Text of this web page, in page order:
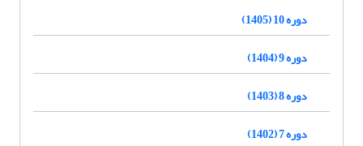
دوره 10 (1405)
دوره 9 (1404)
دوره 8 (1403)
دوره 7 (1402)